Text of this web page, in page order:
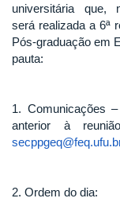
universitária que,
será realizada a 6ª
Pós-graduação em
pauta:
1. Comunicações
anterior à
2. Ordem do dia: